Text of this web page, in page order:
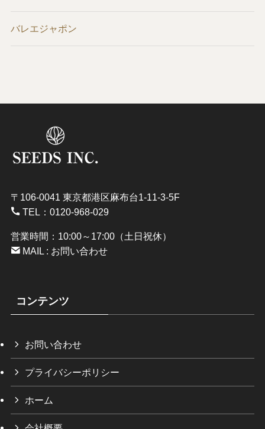
バレエジャポン
〒106-0041 東京都港区麻布台1-11-3-5F
TEL： 0120-968-029
営業時間：10:00～17:00（土日祝休）
MAIL : お問い合わせ
コンテンツ
お問い合わせ
プライバシーポリシー
ホーム